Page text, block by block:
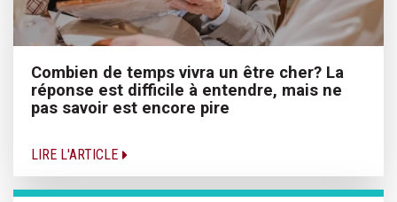
Combien de temps vivra un être cher? La
réponse est difficile à entendre, mais ne
pas savoir est encore pire
LIRE L'ARTICLE